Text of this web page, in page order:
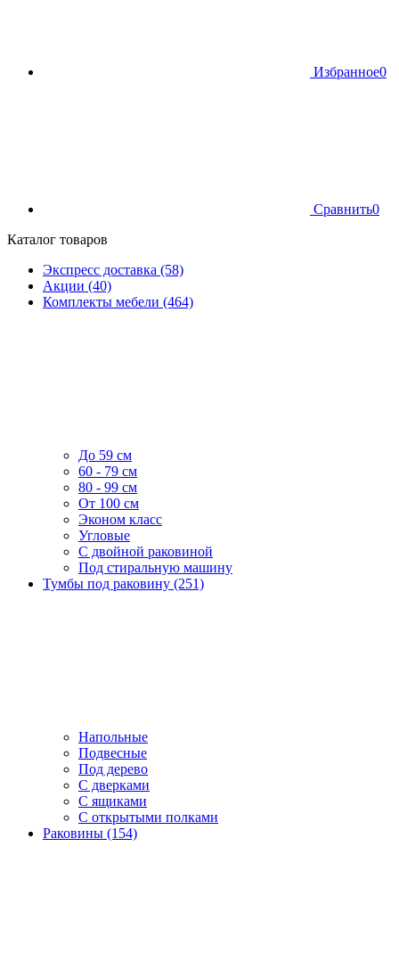
Избранное0
Сравнить0
Каталог товаров
Экспресс доставка (58)
Акции (40)
Комплекты мебели (464)
До 59 см
60 - 79 см
80 - 99 см
От 100 см
Эконом класс
Угловые
С двойной раковиной
Под стиральную машину
Тумбы под раковину (251)
Напольные
Подвесные
Под дерево
С дверками
С ящиками
С открытыми полками
Раковины (154)